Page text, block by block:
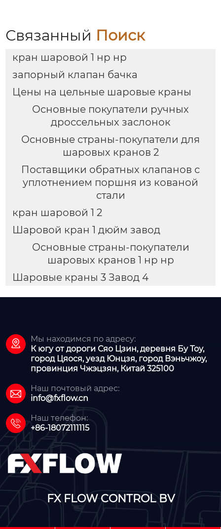
Связанный Поиск
кран шаровой 1 нр нр
запорный клапан бачка
Цены на цельные шаровые краны
Основные покупатели ручных
дроссельных заслонок
Основные страны-покупатели для
шаровых кранов 2
Поставщики обратных клапанов с
уплотнением поршня из кованой
стали
кран шаровой 1 2
Шаровой кран 1 дюйм завод
Основные страны-покупатели
шаровых кранов 1 нр нр
Шаровые краны 3 Завод 4

Мы находимся по адресу:
К югу от дороги Сяо Цзин, деревня Бу Тоу,
город Цяося, уезд Юнцзя, город Вэньчжоу,
провинция Чжэцзян, Китай 325100

Наш почтовый адрес:
info@fxflow.cn

Наш телефон:
+86-18072111115
FX FLOW CONTROL BV